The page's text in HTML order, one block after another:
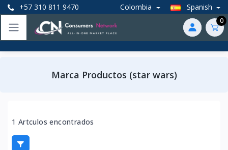
+57 310 811 9470 Colombia Spanish
0
Marca Productos (star wars)
1 Artculos encontrados